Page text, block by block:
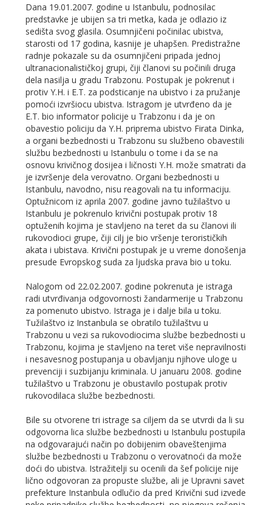
Dana 19.01.2007. godine u Istanbulu, podnosilac
predstavke je ubijen sa tri metka, kada je odlazio iz
sedišta svog glasila. Osumnjičeni počinilac ubistva,
starosti od 17 godina, kasnije je uhapšen. Predistražne
radnje pokazale su da osumnjičeni pripada jednoj
ultranacionalističkoj grupi, čiji članovi su počinili druga
dela nasilja u gradu Trabzonu. Postupak je pokrenut i
protiv Y.H. i E.T. za podsticanje na ubistvo i za pružanje
pomoći izvršiocu ubistva. Istragom je utvrđeno da je
E.T. bio informator policije u Trabzonu i da je on
obavestio policiju da Y.H. priprema ubistvo Firata Dinka,
a organi bezbednosti u Trabzonu su službeno obavestili
službu bezbednosti u Istanbulu o tome i da se na
osnovu krivičnog dosijea i ličnosti Y.H. može smatrati da
je izvršenje dela verovatno. Organi bezbednosti u
Istanbulu, navodno, nisu reagovali na tu informaciju.
Optužnicom iz aprila 2007. godine javno tužilaštvo u
Istanbulu je pokrenulo krivični postupak protiv 18
optuženih kojima je stavljeno na teret da su članovi ili
rukovodioci grupe, čiji cilj je bio vršenje terorističkih
akata i ubistava. Krivični postupak je u vreme donošenja
presude Evropskog suda za ljudska prava bio u toku.
Nalogom od 22.02.2007. godine pokrenuta je istraga
radi utvrđivanja odgovornosti žandarmerije u Trabzonu
za pomenuto ubistvo. Istraga je i dalje bila u toku.
Tužilaštvo iz Instanbula se obratilo tužilaštvu u
Trabzonu u vezi sa rukovodiocima službe bezbednosti u
Trabzonu, kojima je stavljeno na teret više nepravilnosti
i nesavesnog postupanja u obavljanju njihove uloge u
prevenciji i suzbijanju kriminala. U januaru 2008. godine
tužilaštvo u Trabzonu je obustavilo postupak protiv
rukovodilaca službe bezbednosti.
Bile su otvorene tri istrage sa ciljem da se utvrdi da li su
odgovorna lica službe bezbednosti u Istanbulu postupila
na odgovarajući način po dobijenim obaveštenjima
službe bezbednosti u Trabzonu o verovatnoći da može
doći do ubistva. Istražitelji su ocenili da šef policije nije
lično odgovoran za propuste službe, ali je Upravni savet
prefekture Instanbula odlučio da pred Krivični sud izvede